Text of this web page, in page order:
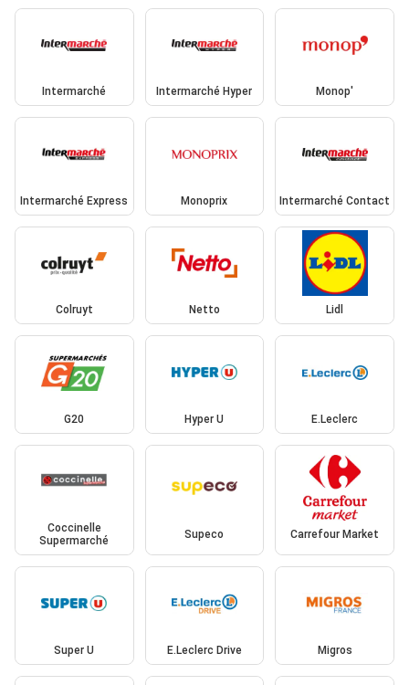
Intermarché Intermarché Hyper Monop'
Intermarché Express Monoprix Intermarché Contact
Colruyt Netto Lidl
G20 Hyper U E.Leclerc
Coccinelle
Supermarché
Supeco Carrefour Market
Super U E.Leclerc Drive Migros